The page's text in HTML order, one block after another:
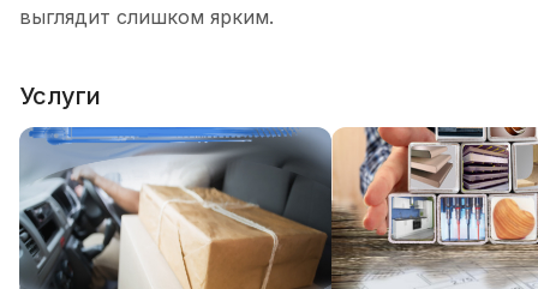
выглядит слишком ярким.
Услуги